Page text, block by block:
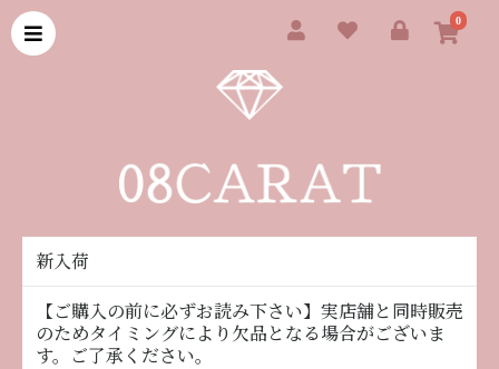
0
新入荷
【ご購入の前に必ずお読み下さい】実店舗と同時販売
のためタイミングにより欠品となる場合がございま
す。ご了承ください。